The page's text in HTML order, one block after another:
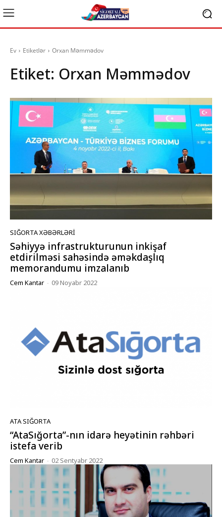
Ev Etiketlər Orxan Məmmədov
Etiket: Orxan Məmmədov
SIĞORTA XƏBƏRLƏRI
Səhiyyə infrastrukturunun inkişaf
etdirilməsi sahəsində əməkdaşlıq
memorandumu imzalanıb
Cem Kantar - 09 Noyabr 2022
ATA SIĞORTA
“AtaSığorta”-nın idarə heyətinin rəhbəri
istefa verib
Cem Kantar - 02 Sentyabr 2022